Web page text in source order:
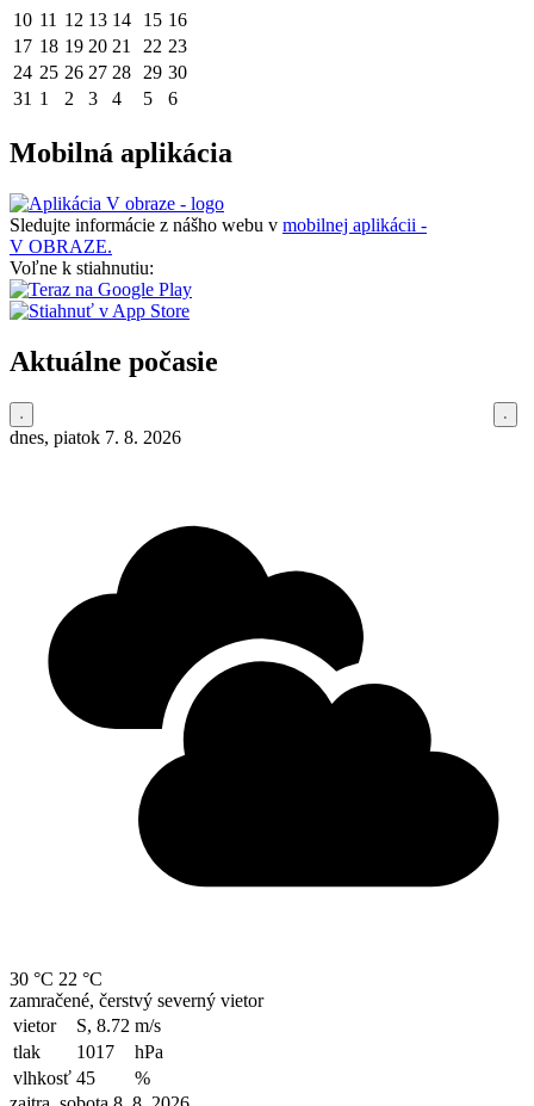
10 11 12 13 14 15 16
17 18 19 20 21 22 23
24 25 26 27 28 29 30
31 1 2 3 4 5 6
Mobilná aplikácia
Sledujte informácie z nášho webu v mobilnej aplikácii -
V OBRAZE.
Voľne k stiahnutiu:
Aktuálne počasie
dnes, piatok 7. 8. 2026
30 °C 22 °C
zamračené, čerstvý severný vietor
vietor
S, 8.72 m/s
tlak
1017
hPa
vlhkosť 45
%